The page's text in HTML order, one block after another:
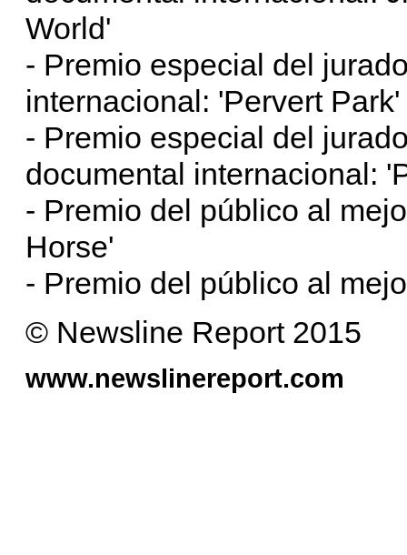
World'
- Premio especial del
internacional: 'Pervert Park'
- Premio especial del
documental internacional:
- Premio del público al
Horse'
- Premio del público al
© Newsline Report 2015
www.newslinereport.com